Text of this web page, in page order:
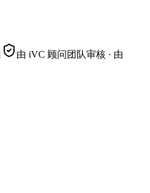
由 iVC 顾问团队审核 · 由